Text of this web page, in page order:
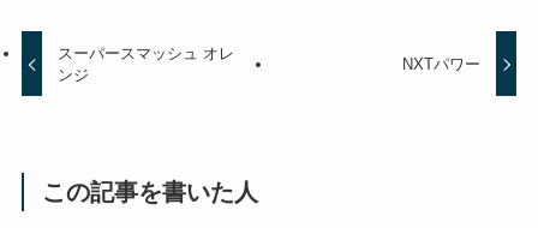
スーパースマッシュ オレ
ンジ
NXTパワー
この記事を書いた人